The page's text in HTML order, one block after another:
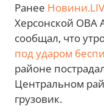
Ранее
Херсонской ОВА
сообщал, что
под ударом
районе
Центральном
грузовик.